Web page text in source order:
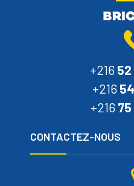
+216
+216
+216
CONTACTEZ-NOUS